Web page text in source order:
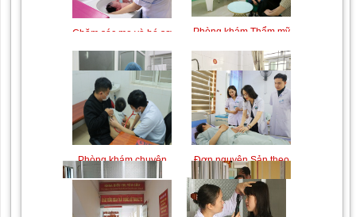
Chăm sóc mẹ và bé sơ
sinh
Trung tâm chăm sóc mẹ
Phòng khám Thẩm mỹ
theo Yêu cầu
Khám bệnh nhân mắc
khớp
Chiếu tia Plasma lạnh hỗ
Khám bệnh nhân sau